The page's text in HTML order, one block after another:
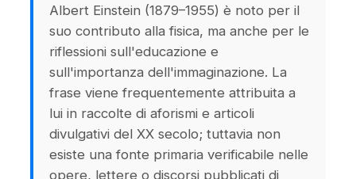
Albert Einstein (1879–1955) è noto per il
suo contributo alla fisica, ma anche per le
riflessioni sull'educazione e
sull'importanza dell'immaginazione. La
frase viene frequentemente attribuita a
lui in raccolte di aforismi e articoli
divulgativi del XX secolo; tuttavia non
esiste una fonte primaria verificabile nelle
opere, lettere o discorsi pubblicati di